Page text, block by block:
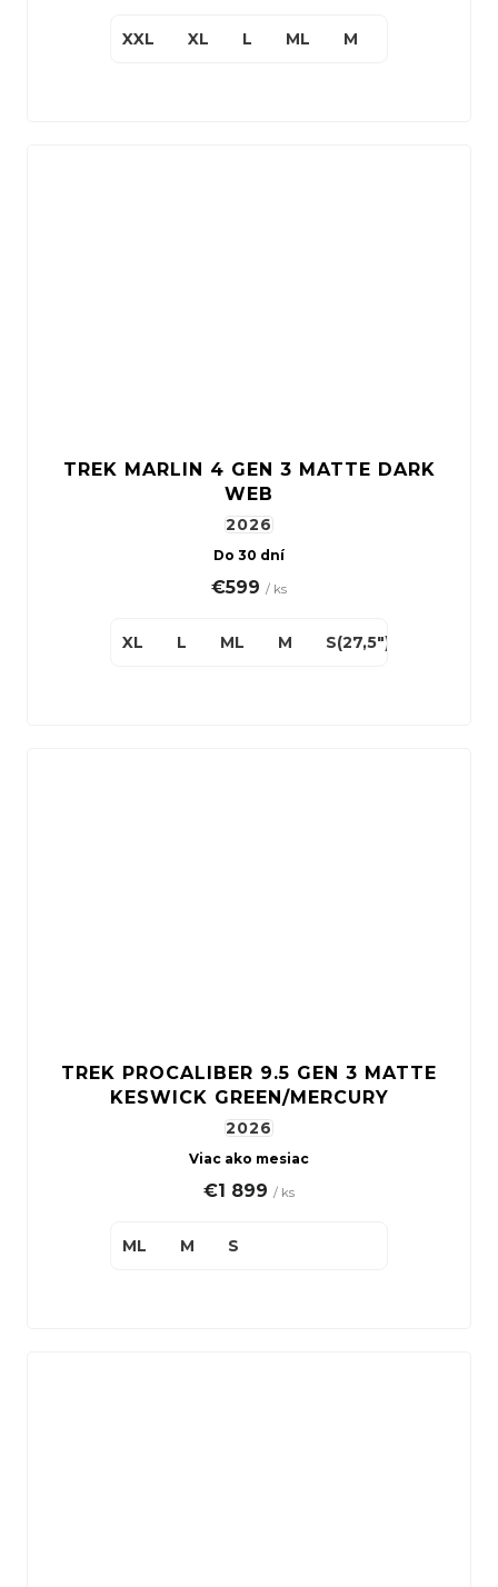
XXL XL L ML M
TREK MARLIN 4 GEN 3 MATTE DARK
WEB
2026
Do 30 dní
€599 / ks
XL L ML M S(27,5")
TREK PROCALIBER 9.5 GEN 3 MATTE
KESWICK GREEN/MERCURY
2026
Viac ako mesiac
€1 899 / ks
ML M S